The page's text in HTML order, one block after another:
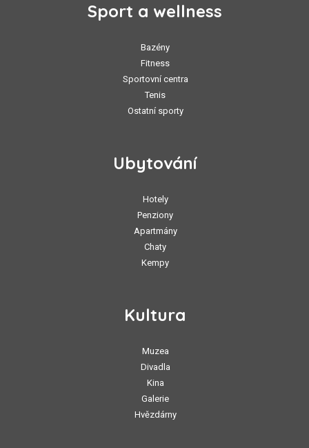
Sport a wellness
Bazény
Fitness
Sportovní centra
Tenis
Ostatní sporty
Ubytování
Hotely
Penziony
Apartmány
Chaty
Kempy
Kultura
Muzea
Divadla
Kina
Galerie
Hvězdárny